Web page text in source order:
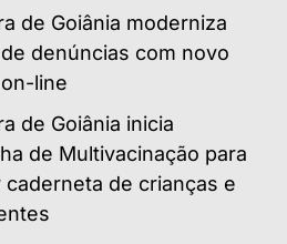
de Goiânia moderniza
denúncias com novo
line
de Goiânia inicia
de Multivacinação para
caderneta de crianças e